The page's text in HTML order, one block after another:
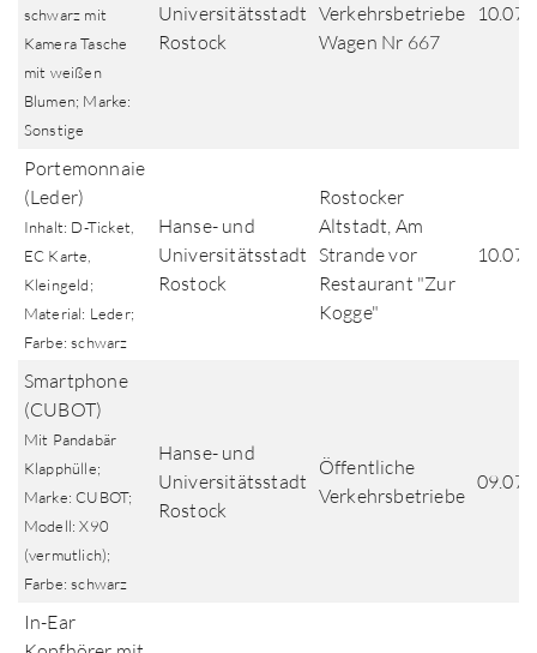
schwarz mit
Kamera Tasche
mit weißen
Blumen; Marke:
Sonstige
Universitätsstadt
Rostock
Verkehrsbetriebe
Wagen Nr 667
Portemonnaie
(Leder)
Inhalt: D-Ticket,
EC Karte,
Kleingeld;
Material: Leder;
Farbe: schwarz
Hanse- und
Universitätsstadt
Rostock
Rostocker
Altstadt, Am
Strande vor
Restaurant "Zur
Kogge"
Smartphone
(CUBOT)
Mit Pandabär
Klapphülle;
Marke: CUBOT;
Modell: X90
(vermutlich);
Farbe: schwarz
Hanse- und
Universitätsstadt
Rostock
Öffentliche
Verkehrsbetriebe
In-Ear